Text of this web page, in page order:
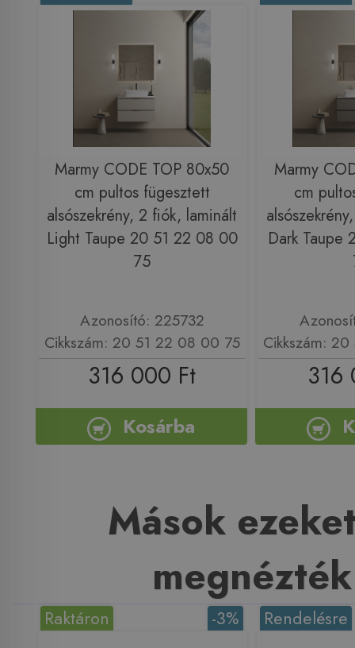
Marmy CODE TOP 80x50
cm pultos fügesztett
alsószekrény, 2 fiók, laminált
Light Taupe 20 51 22 08 00
75
Azonosító: 225732
Cikkszám: 20 51 22 08 00 75
316 000 Ft
Kosárba
Marmy
cm
Dark Taupe
Cikkszám:
316
Mások
megnézték
-3%
Raktáron Rendelésre